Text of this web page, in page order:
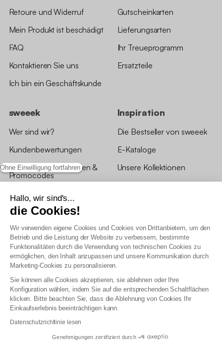
Ohne Einwilligung fortfahren
Hallo, wir sind's...
die Cookies!
Wir verwenden eigene Cookies und Cookies von Drittanbietern, um den
Betrieb und die Leistung der Website zu verbessern, bestimmte
Funktionalitäten durch die Verwendung von technischen Cookies zu
ermöglichen, den Inhalt anzupassen und unsere Kommunikation durch
Marketing-Cookies zu personalisieren.
Sie können alle Cookies akzeptieren, sie ablehnen oder Ihre
Konfiguration wählen, indem Sie auf die entsprechenden Schaltflächen
klicken. Bitte beachten Sie, dass die Ablehnung von Cookies Ihr
Einkaufserlebnis beeinträchtigen kann.
Datenschutzrichtlinie lesen
Genehmigungen zertifiziert durch
Retoure und Widerruf
Mein Produkt ist beschädigt
FAQ
Kontaktieren Sie uns
Ich bin ein Geschäftskunde
Gutscheinkarten
Lieferungsarten
Ihr Treueprogramm
Ersatzteile
sweeek
Wer sind wir?
Kundenbewertungen
*Angebotsbedingungen &
Promocodes
Bewertungen von sweeek
Unsere Geschäfte
Inspiration
Die Bestseller von sweeek
E-Kataloge
Unsere Kollektionen
AGB Treueprogramm
Datenschutzrichtlinien
Allgemeine Geschäftsbedingungen für Geschäftskunden
Erklärung zur Barrierefreiheit